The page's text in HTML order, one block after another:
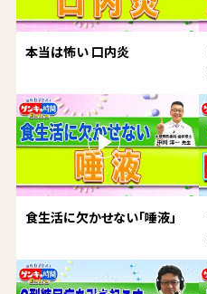
本当は怖い 口内炎
食生活に欠かせない「唾液」